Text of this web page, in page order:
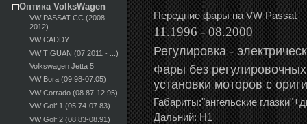
Оптика VolksWagen
VW PASSAT CC (2008-
2012)
VW CADDY
VW TIGUAN (07.2011 - ...)
Volkswagen Jetta 5
VW Bora (09.98-07.05)
VW Corrado (08.87-12.95)
VW Golf 1 (05.74-07.83)
VW Golf 2 (08.83-08.91)
Передние фары на VW Passat
11.1996 - 08.2000
Регулировка -э
Фары без
установки моторов с
Габариты:"ангельские
Дальний: Н1